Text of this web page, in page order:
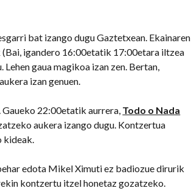
bat izango dugu Gaztetxean. Ekainaren
igandero 16:00etatik 17:00etara iltzea
gaua magikoa izan zen. Bertan,
izan genuen.
22:00etatik aurrera, Todo o Nada
aukera izango dugu. Kontzertua
kideak.
edota Mikel Ximuti ez badiozue dirurik
kontzertu itzel honetaz gozatzeko.